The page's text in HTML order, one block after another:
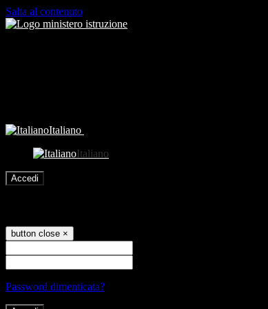
Salta al contenuto
Italiano
Italiano
Accedi
button close ×
Password dimenticata?